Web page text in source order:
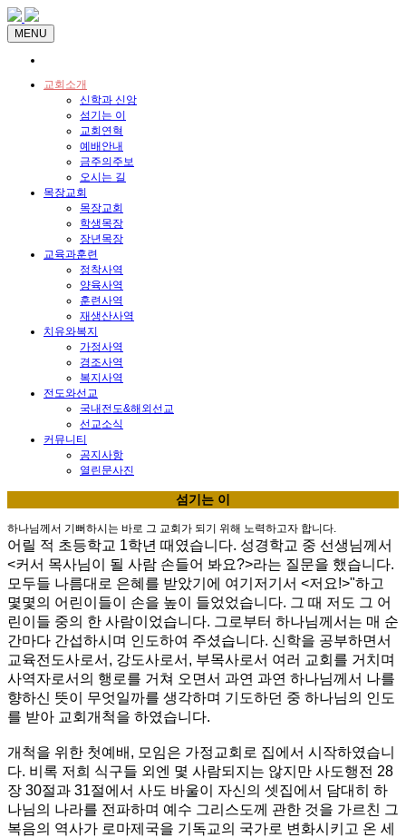
MENU
교회소개
신학과 신앙
섬기는 이
교회연혁
예배안내
금주의주보
오시는 길
목장교회
목장교회
학생목장
장년목장
교육과훈련
정착사역
양육사역
훈련사역
재생산사역
치유와복지
가정사역
경조사역
복지사역
전도와선교
국내전도&해외선교
선교소식
커뮤니티
공지사항
열린문사진
섬기는 이
하나님께서 기뻐하시는 바로 그 교회가 되기 위해 노력하고자 합니다.
어릴 적 초등학교 1학년 때였습니다. 성경학교 중 선생님께서
<커서 목사님이 될 사람 손들어 봐요?>라는 질문을 했습니다.
모두들 나름대로 은혜를 받았기에 여기저기서 <저요!>"하고
몇몇의 어린이들이 손을 높이 들었었습니다. 그 때 저도 그 어
린이들 중의 한 사람이었습니다. 그로부터 하나님께서는 매 순
간마다 간섭하시며 인도하여 주셨습니다. 신학을 공부하면서
교육전도사로서, 강도사로서, 부목사로서 여러 교회를 거치며
사역자로서의 행로를 거쳐 오면서 과연 과연 하나님께서 나를
향하신 뜻이 무엇일까를 생각하며 기도하던 중 하나님의 인도
를 받아 교회개척을 하였습니다.
개척을 위한 첫예배, 모임은 가정교회로 집에서 시작하였습니
다. 비록 저희 식구들 외엔 몇 사람되지는 않지만 사도행전 28
장 30절과 31절에서 사도 바울이 자신의 셋집에서 담대히 하
나님의 나라를 전파하며 예수 그리스도께 관한 것을 가르친 그
복음의 역사가 로마제국을 기독교의 국가로 변화시키고 온 세